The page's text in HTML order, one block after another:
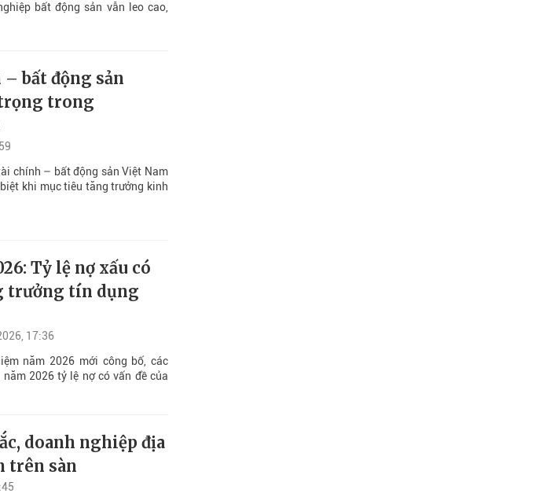
bất động sản vẫn leo cao,
bất động sản
trong
chính – bất động sản Việt Nam
khi mục tiêu tăng trưởng kinh
Tỷ lệ nợ xấu có
trưởng tín dụng
17:36
năm 2026 mới công bố, các
có vấn đề của
doanh nghiệp địa
trên sàn